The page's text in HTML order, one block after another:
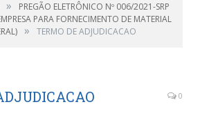
»
PREGÃO ELETRÔNICO Nº 006/2021-SRP
PARA FORNECIMENTO DE MATERIAL
» TERMO DE ADJUDICACAO
0